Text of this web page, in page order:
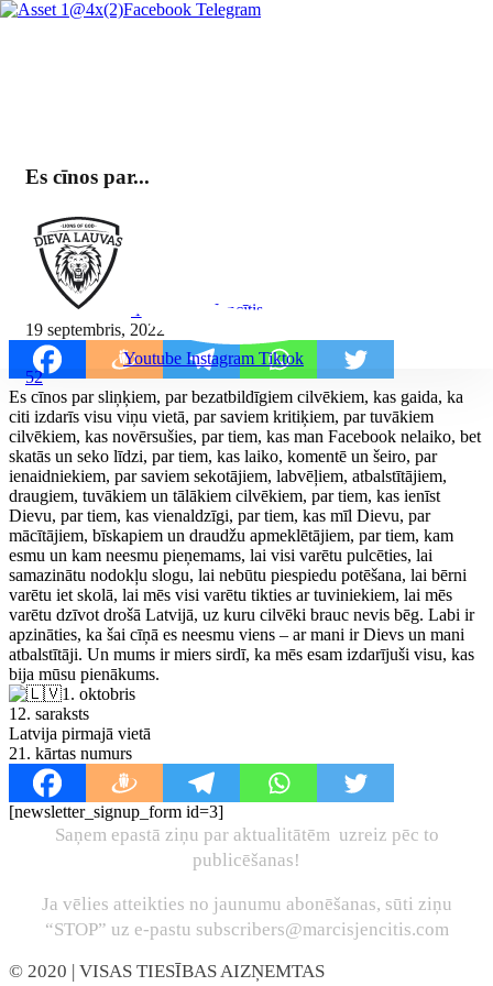
Facebook Telegram
Youtube Instagram Tiktok
Es cīnos par...
By Mārcis Jencītis
19 septembris, 2022
52
Es cīnos par sliņķiem, par bezatbildīgiem cilvēkiem, kas gaida, ka
citi izdarīs visu viņu vietā, par saviem kritiķiem, par tuvākiem
cilvēkiem, kas novērsušies, par tiem, kas man Facebook nelaiko, bet
skatās un seko līdzi, par tiem, kas laiko, komentē un šeiro, par
ienaidniekiem, par saviem sekotājiem, labvēļiem, atbalstītājiem,
draugiem, tuvākiem un tālākiem cilvēkiem, par tiem, kas ienīst
Dievu, par tiem, kas vienaldzīgi, par tiem, kas mīl Dievu, par
mācītājiem, bīskapiem un draudžu apmeklētājiem, par tiem, kam
esmu un kam neesmu pieņemams, lai visi varētu pulcēties, lai
samazinātu nodokļu slogu, lai nebūtu piespiedu potēšana, lai bērni
varētu iet skolā, lai mēs visi varētu tikties ar tuviniekiem, lai mēs
varētu dzīvot drošā Latvijā, uz kuru cilvēki brauc nevis bēg. Labi ir
apzināties, ka šai cīņā es neesmu viens – ar mani ir Dievs un mani
atbalstītāji. Un mums ir miers sirdī, ka mēs esam izdarījuši visu, kas
bija mūsu pienākums.
1. oktobris
12. saraksts
Latvija pirmajā vietā
21. kārtas numurs
[newsletter_signup_form id=3]
Saņem epastā ziņu par aktualitātēm uzreiz pēc to
publicēšanas!
Ja vēlies atteikties no jaunumu abonēšanas, sūti ziņu
“STOP” uz e-pastu subscribers@marcisjencitis.com
© 2020 | VISAS TIESĪBAS AIZŅEMTAS